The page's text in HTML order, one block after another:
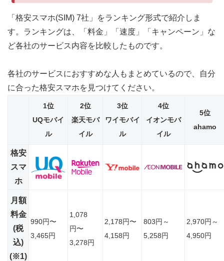
「格安スマホ(SIM) 7社」をランキング形式で紹介しま
す。ランキングは、「料金」「速度」「キャンペーン」な
ど各社のサービス内容を比較したものです。
各社のサービスにおすすめな人もまとめているので、自分
に合った格安スマホを見つけてください。
1位
UQモバイ
ル
2位
楽天モバ
イル
3位
ワイモバイ
ル
4位
イオンモバ
イル
5位
ahamo
格安
スマ
ホ
月額
料金
(税
込)
(※1)
990円〜
3,465円
1,078
円〜
3,278円
2,178円〜
4,158円
803円～
5,258円
2,970円～
4,950円